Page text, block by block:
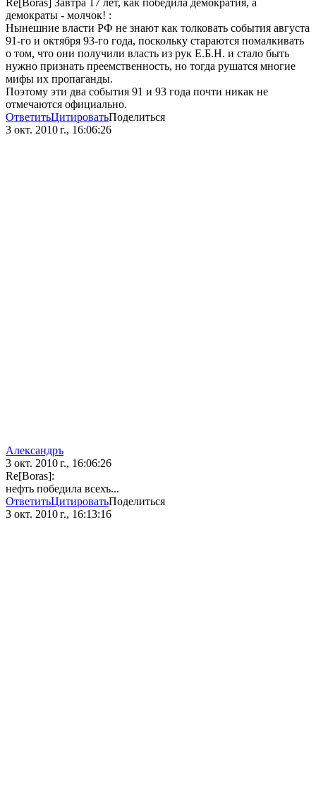
Re[Boras] Завтра 17 лет, как победила демократия, а
демократы - молчок! :
Нынешние власти РФ не знают как толковать события августа
91-го и октября 93-го года, поскольку стараются помалкивать
о том, что они получили власть из рук Е.Б.Н. и стало быть
нужно признать преемственность, но тогда рушатся многие
мифы их пропаганды.
Поэтому эти два события 91 и 93 года почти никак не
отмечаются официально.
ОтветитьЦитироватьПоделиться
3 окт. 2010 г., 16:06:26
Александръ
3 окт. 2010 г., 16:06:26
Re[Boras]:
нефть победила всехъ...
ОтветитьЦитироватьПоделиться
3 окт. 2010 г., 16:13:16